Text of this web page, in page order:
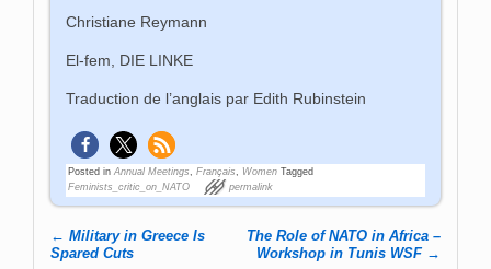
Christiane Reymann
El-fem, DIE LINKE
Traduction de l’anglais par Edith Rubinstein
Posted in Annual Meetings ,Français Women Tagged
Feminists_critic_on_NATO
permalink
Post navigation
← Military in Greece Is
Spared Cuts
The Role of NATO in Africa –
Workshop in Tunis WSF →